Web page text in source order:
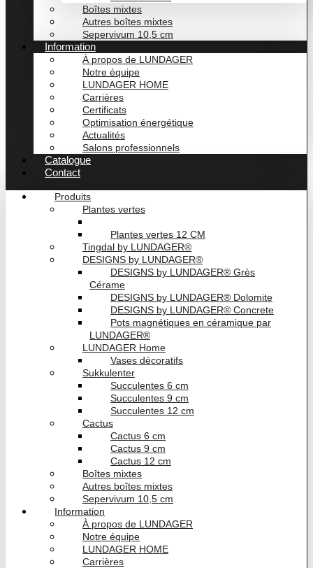
Boîtes mixtes
Autres boîtes mixtes
Sepervivum 10,5 cm
Information
À propos de LUNDAGER
Notre équipe
LUNDAGER HOME
Carrières
Certificats
Optimisation énergétique
Actualités
Salons professionnels
Catalogue
Contact
Produits
Plantes vertes
Plantes vertes 12 CM
Tingdal by LUNDAGER®
DESIGNS by LUNDAGER®
DESIGNS by LUNDAGER® Grès
Cérame
DESIGNS by LUNDAGER® Dolomite
DESIGNS by LUNDAGER® Concrete
Pots magnétiques en céramique par
LUNDAGER®
LUNDAGER Home
Vases décoratifs
Sukkulenter
Succulentes 6 cm
Succulentes 9 cm
Succulentes 12 cm
Cactus
Cactus 6 cm
Cactus 9 cm
Cactus 12 cm
Boîtes mixtes
Autres boîtes mixtes
Sepervivum 10,5 cm
Information
À propos de LUNDAGER
Notre équipe
LUNDAGER HOME
Carrières